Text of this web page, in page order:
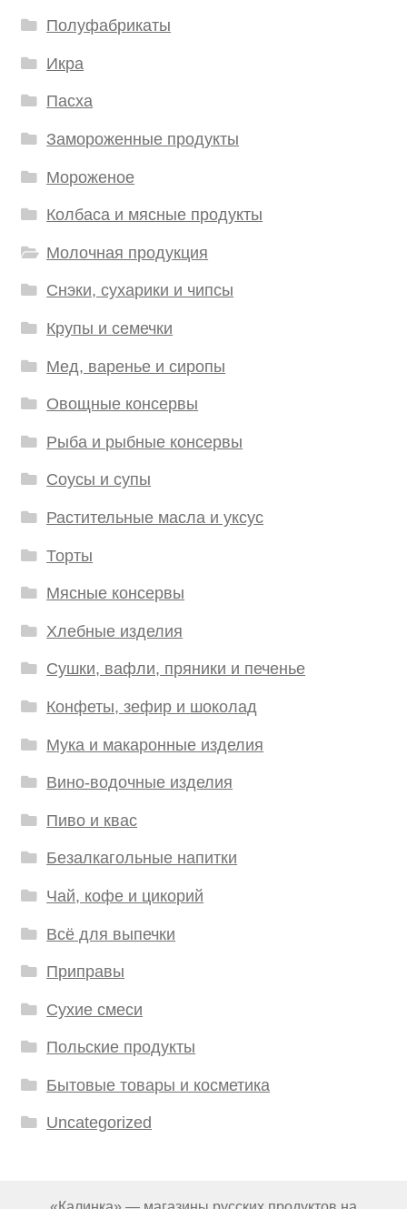
Полуфабрикаты
Икра
Пасха
Замороженные продукты
Мороженое
Колбаса и мясные продукты
Молочная продукция
Снэки, сухарики и чипсы
Крупы и семечки
Мед, варенье и сиропы
Овощные консервы
Рыба и рыбные консервы
Соусы и супы
Растительные масла и уксус
Торты
Мясные консервы
Хлебные изделия
Сушки, вафли, пряники и печенье
Конфеты, зефир и шоколад
Мука и макаронные изделия
Вино-водочные изделия
Пиво и квас
Безалкагольные напитки
Чай, кофе и цикорий
Всё для выпечки
Приправы
Сухие смеси
Польские продукты
Бытовые товары и косметика
Uncategorized